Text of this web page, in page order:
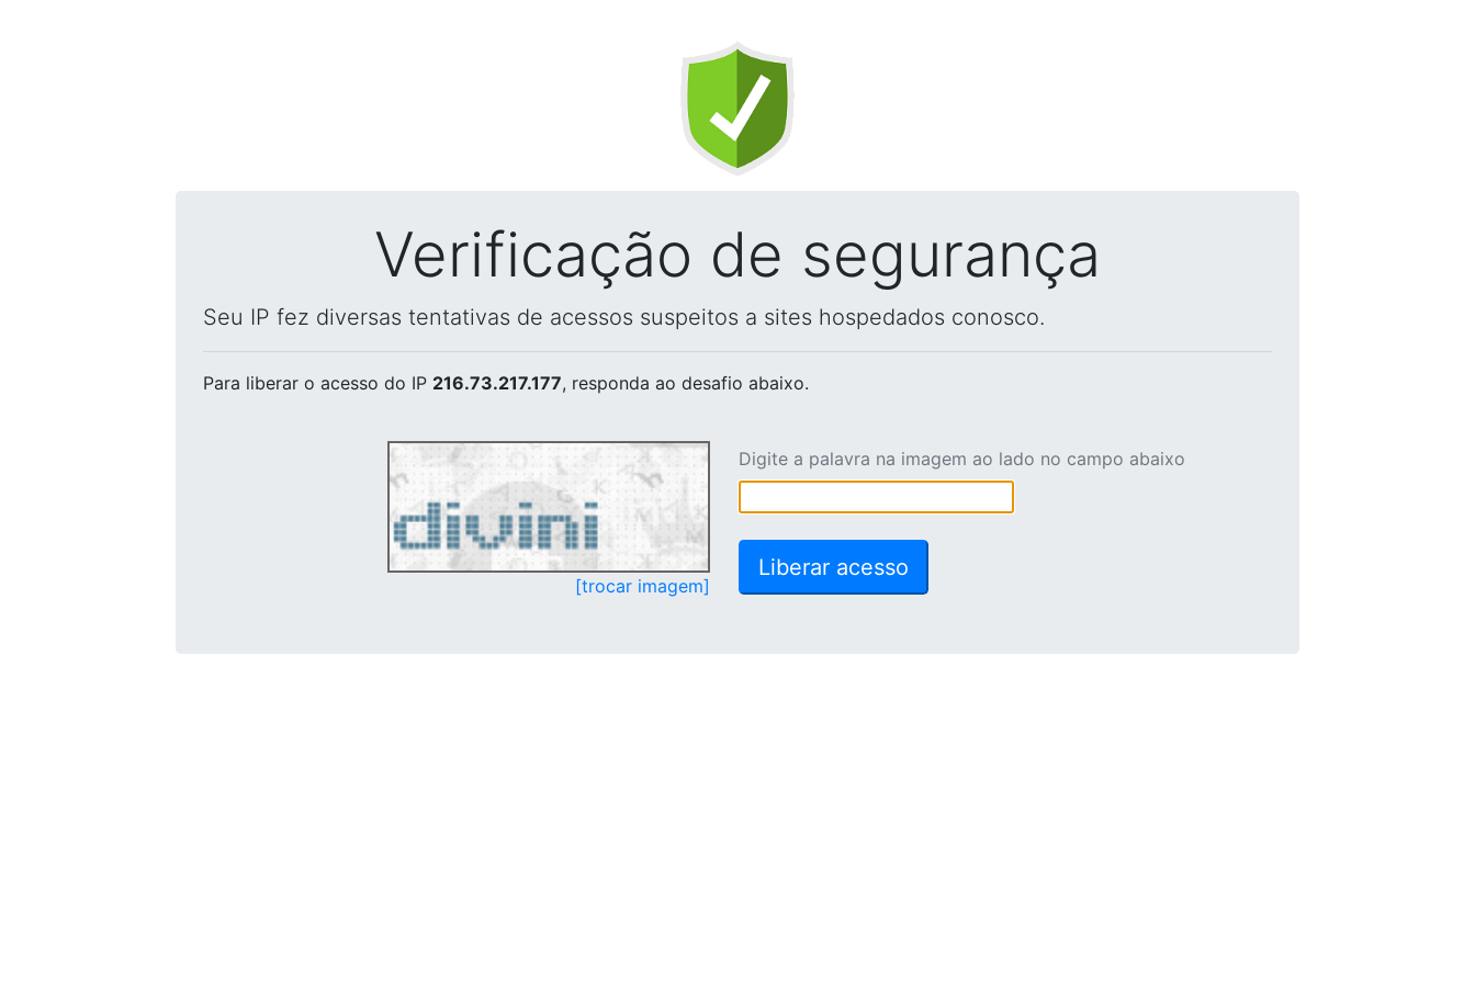
Verificação de segurança
Seu IP fez diversas tentativas de acessos suspeitos a sites hospedados conosco.
Para liberar o acesso do IP 216.73.217.177, responda ao desafio abaixo.
[trocar imagem]
Digite a palavra na imagem ao lado no campo abaixo